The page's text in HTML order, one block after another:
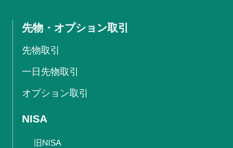
先物・オプション取引
先物取引
一日先物取引
オプション取引
NISA
旧NISA